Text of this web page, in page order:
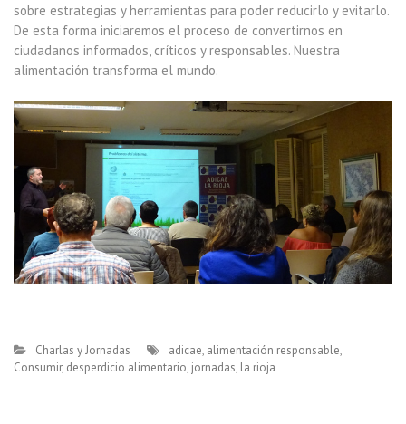
sobre estrategias y herramientas para poder reducirlo y evitarlo.
De esta forma iniciaremos el proceso de convertirnos en
ciudadanos informados, críticos y responsables. Nuestra
alimentación transforma el mundo.
Charlas y Jornadas adicae, alimentación responsable,
Consumir, desperdicio alimentario, jornadas, la rioja